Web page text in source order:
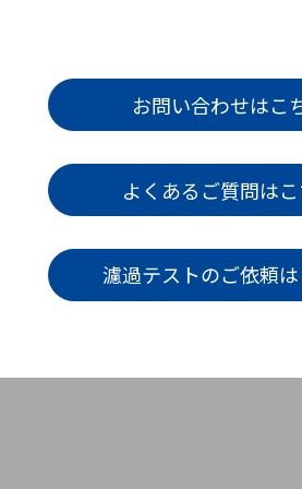
お問い合わせはこ
よくあるご質問は
濾過テストのご依頼